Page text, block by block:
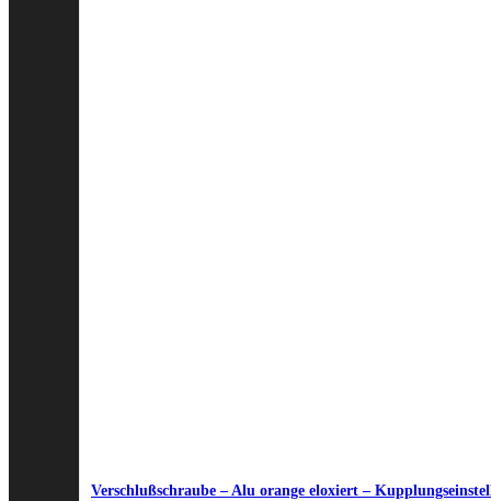
Verschlußschraube – Alu orange eloxiert –